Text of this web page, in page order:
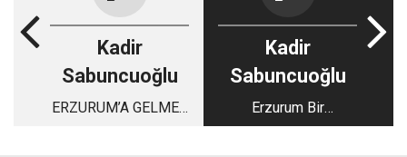
Kadir
Sabuncuoğlu
ERZURUM’A GELMEK
Kadir
Sabuncuoğlu
Erzurum Bir
Sevdalısını Kaybetti